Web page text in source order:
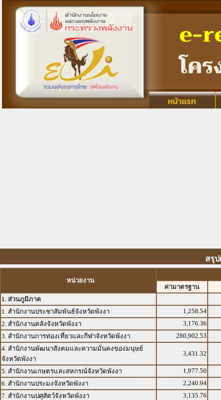
สรุป
หน่วยงาน
ค่ามาตรฐาน
1. ส่วนภูมิภาค
1. สำนักงานประชาสัมพันธ์จังหวัดพังงา
1,258.54
2. สำนักงานคลังจังหวัดพังงา
3,176.36
3. สำนักงานการท่องเที่ยวและกีฬาจังหวัดพังงา
280,902.53
4. สำนักงานพัฒนาสังคมและความมั่นคงของมนุษย์
จังหวัดพังงา
3,431.32
5. สำนักงานเกษตรและสหกรณ์จังหวัดพังงา
1,977.50
6. สำนักงานประมงจังหวัดพังงา
2,240.94
7. สำนักงานปศุสัตว์จังหวัดพังงา
3,135.76